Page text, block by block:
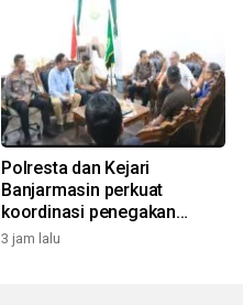
Polresta dan Kejari
Banjarmasin perkuat
koordinasi penegakan
hukum
3 jam lalu